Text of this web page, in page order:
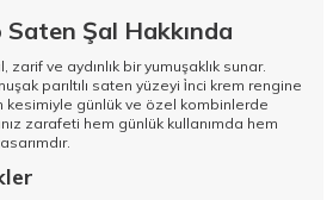
Şal Hakkında
zarif ve aydınlık bir yumuşaklık sunar.
parıltılı saten yüzeyi i̇nci krem rengine
kesimiyle günlük ve özel kombinlerde
zarafeti hem günlük kullanımda hem